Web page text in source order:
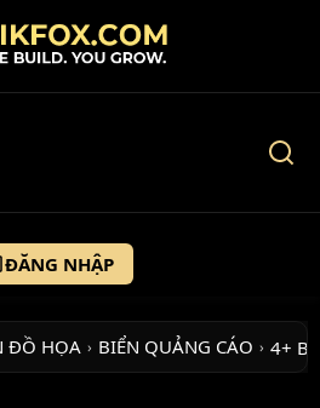
ĐĂNG NHẬP
ĐỒ HỌA › BIỂN QUẢNG CÁO › 4+